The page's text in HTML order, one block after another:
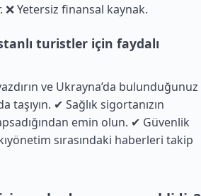
❌ Yetersiz finansal kaynak.
turistler için faydalı
ve Ukrayna’da bulunduğunuz
taşıyın. ✔ Sağlık sigortanızın
emin olun. ✔ Güvenlik
sırasındaki haberleri takip